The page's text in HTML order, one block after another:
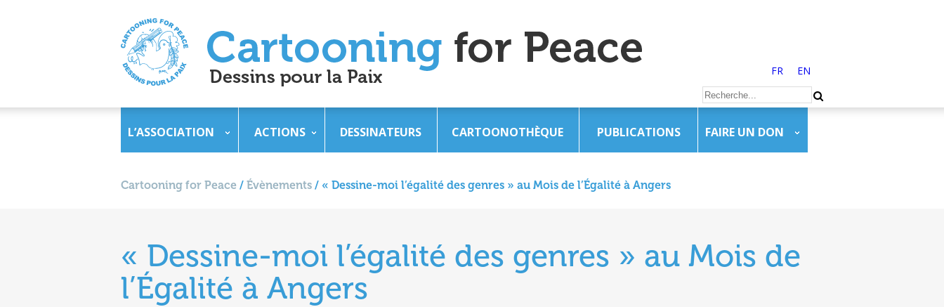
FR EN
L’ASSOCIATION ACTIONS DESSINATEURS CARTOONOTHÈQUE PUBLICATIONS FAIRE UN DON
Cartooning for Peace / Évènements / « Dessine-moi l’égalité des genres » au Mois de l’Égalité à Angers
« Dessine-moi l’égalité des genres » au Mois de
l’Égalité à Angers